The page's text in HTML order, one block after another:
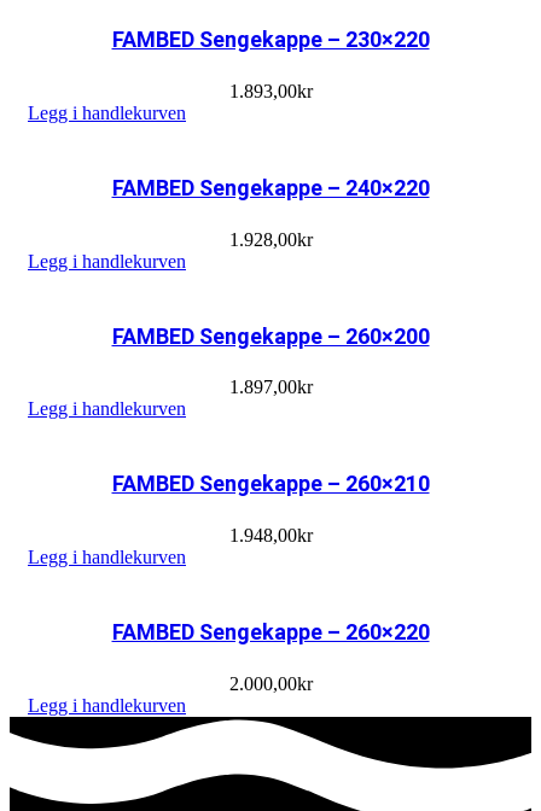
FAMBED Sengekappe – 230×220
1.893,00kr
Legg i handlekurven
FAMBED Sengekappe – 240×220
1.928,00kr
Legg i handlekurven
FAMBED Sengekappe – 260×200
1.897,00kr
Legg i handlekurven
FAMBED Sengekappe – 260×210
1.948,00kr
Legg i handlekurven
FAMBED Sengekappe – 260×220
2.000,00kr
Legg i handlekurven